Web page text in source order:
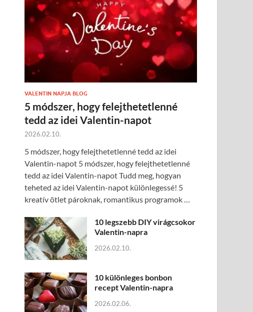
VALENTIN NAPJA BLOG
5 módszer, hogy felejthetetlenné
tedd az idei Valentin-napot
2026.02.10.
5 módszer, hogy felejthetetlenné tedd az idei
Valentin-napot 5 módszer, hogy felejthetetlenné
tedd az idei Valentin-napot Tudd meg, hogyan
teheted az idei Valentin-napot különlegessé! 5
kreatív ötlet pároknak, romantikus programok …
10 legszebb DIY virágcsokor
Valentin-napra
2026.02.10.
10 különleges bonbon
recept Valentin-napra
2026.02.06.